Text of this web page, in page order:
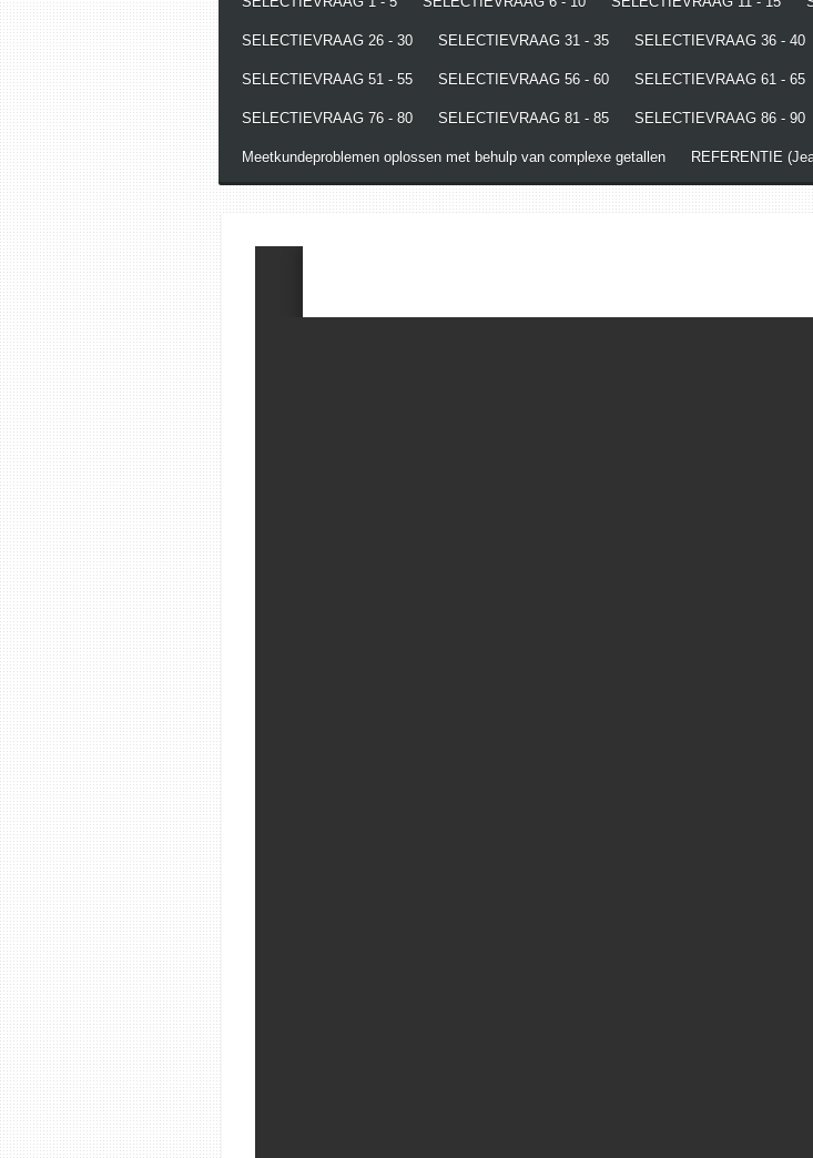
SELECTIEVRAAG 26 - 30 SELECTIEVRAAG 31 - 35 SELECTIEVRAAG 36 - 40
SELECTIEVRAAG 51 - 55 SELECTIEVRAAG 56 - 60 SELECTIEVRAAG 61 - 65
SELECTIEVRAAG 76 - 80 SELECTIEVRAAG 81 - 85 SELECTIEVRAAG 86 - 90
Meetkundeproblemen oplossen met behulp van complexe getallen REFERENTIE